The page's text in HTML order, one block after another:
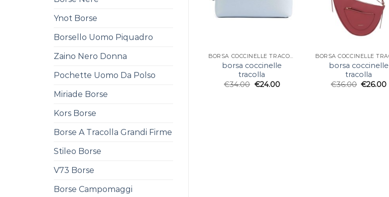
Ynot Borse
Borsello Uomo Piquadro
Zaino Nero Donna
Pochette Uomo Da Polso
Miriade Borse
Kors Borse
Borse A Tracolla Grandi Firme
Stileo Borse
V73 Borse
Borse Campomaggi
BORSA COCCINELLE TRACOLLA
borsa coccinelle
tracolla
€34.00 €24.00
borsa coccinelle
tracolla
€36.00 €26.00